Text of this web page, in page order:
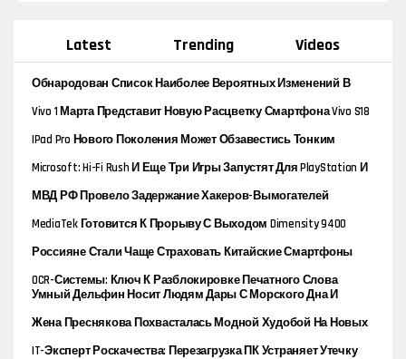
Latest Trending Videos
Обнародован Список Наиболее Вероятных Изменений В
Vivo 1 Марта Представит Новую Расцветку Смартфона Vivo S18
IPad Pro Нового Поколения Может Обзавестись Тонким
Microsoft: Hi-Fi Rush И Еще Три Игры Запустят Для PlayStation И
МВД РФ Провело Задержание Хакеров-Вымогателей
MediaTek Готовится К Прорыву С Выходом Dimensity 9400
Россияне Стали Чаще Страховать Китайские Смартфоны
OCR-Системы: Ключ К Разблокировке Печатного Слова
Умный Дельфин Носит Людям Дары С Морского Дна И
Жена Преснякова Похвасталась Модной Худобой На Новых
IT-Эксперт Роскачества: Перезагрузка ПК Устраняет Утечку